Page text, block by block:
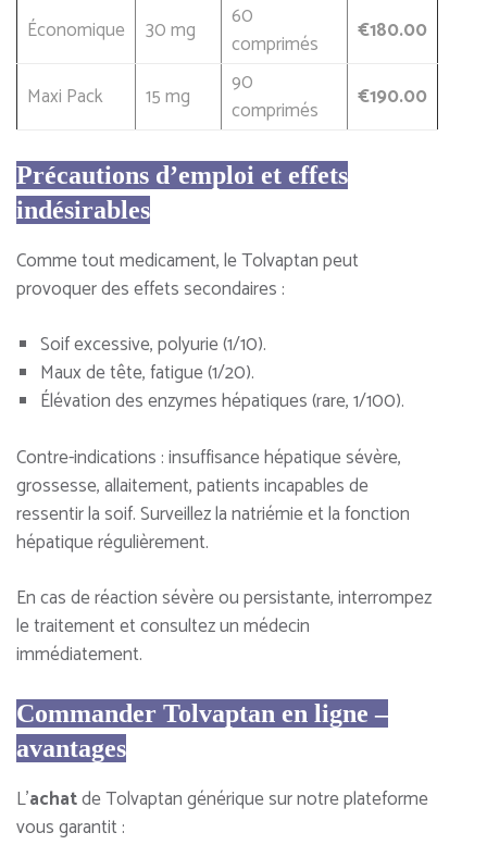
Économique 30 mg
60
comprimés
€180.00
Maxi Pack 15 mg
90
comprimés
€190.00
Précautions d’emploi et effets
indésirables
Comme tout medicament, le Tolvaptan peut
provoquer des effets secondaires :
Soif excessive, polyurie (1/10).
Maux de tête, fatigue (1/20).
Élévation des enzymes hépatiques (rare, 1/100).
Contre-indications : insuffisance hépatique sévère,
grossesse, allaitement, patients incapables de
ressentir la soif. Surveillez la natriémie et la fonction
hépatique régulièrement.
En cas de réaction sévère ou persistante, interrompez
le traitement et consultez un médecin
immédiatement.
Commander Tolvaptan en ligne –
avantages
L’achatde Tolvaptan générique sur notre plateforme
vous garantit :